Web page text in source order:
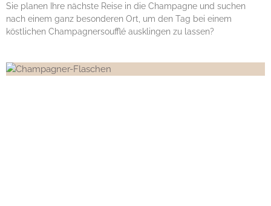
Sie planen Ihre nächste Reise in die Champagne und suchen
nach einem ganz besonderen Ort, um den Tag bei einem
köstlichen Champagnersoufflé ausklingen zu lassen?